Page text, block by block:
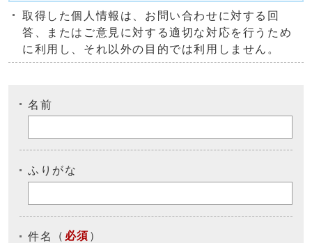
取得した個人情報は、お問い合わせに対する回
答、またはご意見に対する適切な対応を行うため
に利用し、それ以外の目的では利用しません。
名前
ふりがな
件名 （ 必須 ）